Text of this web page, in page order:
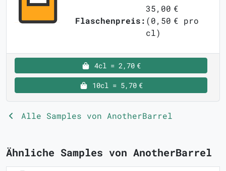
Flaschenpreis:
35,00 €
(0,50 € pro
cl)
4cl = 2,70 €
10cl = 5,70 €
Alle Samples von AnotherBarrel
Ähnliche Samples von AnotherBarrel